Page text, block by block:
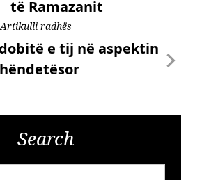
të Ramazanit
Artikulli radhës
e tij në aspektin
Search